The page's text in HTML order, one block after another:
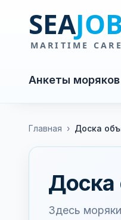
Анкеты моряков
Главная › Доска
Доска
Здесь